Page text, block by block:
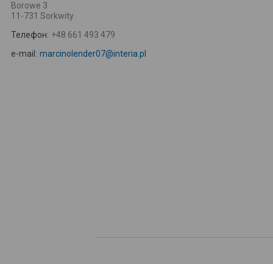
Borowe 3
11-731 Sorkwity
Телефон: +48 661 493 479
e-mail: marcinolender07@interia.pl